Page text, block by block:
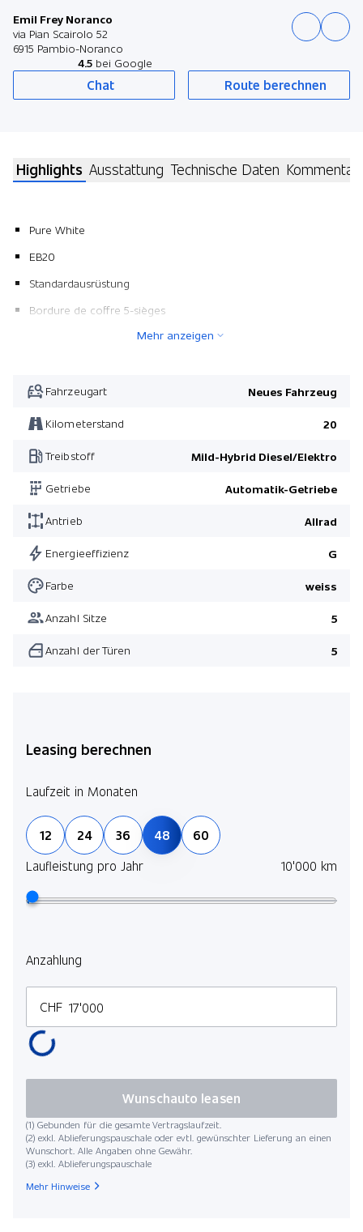
Emil Frey Noranco
via Pian Scairolo 52
6915 Pambio-Noranco
4.5 bei Google
Chat Route berechnen
Highlights Ausstattung Technische Daten Kommentar
Pure White
EB20
Standardausrüstung
Bordure de coffre 5-sièges
Mehr anzeigen
Fahrzeugart Neues Fahrzeug
Kilometerstand 20
Treibstoff Mild-Hybrid Diesel/Elektro
Getriebe Automatik-Getriebe
Antrieb Allrad
Energieeffizienz G
Farbe weiss
Anzahl Sitze 5
Anzahl der Türen 5
Leasing berechnen
Laufzeit in Monaten
12 24 36 48
60
Laufleistung pro Jahr
10'000 km
Anzahlung
CHF
(1) Gebunden für die gesamte Vertragslaufzeit.
(2) exkl. Ablieferungspauschale oder evtl. gewünschter Lieferung an einen
Wunschort. Alle Angaben ohne Gewähr.
(3) exkl. Ablieferungspauschale
Wunschauto leasen
Mehr Hinweise